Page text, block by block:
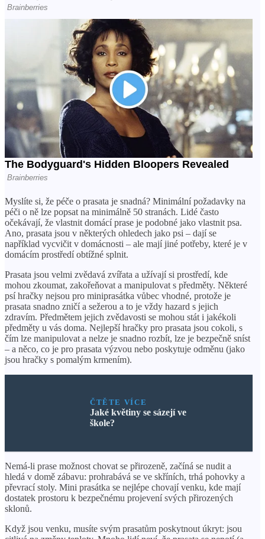
Myslíte si, že péče o prasata je snadná? Minimální požadavky na
péči o ně lze popsat na minimálně 50 stranách. Lidé často
očekávají, že vlastnit domácí prase je podobné jako vlastnit psa.
Ano, prasata jsou v některých ohledech jako psi – dají se
například vycvičit v domácnosti – ale mají jiné potřeby, které je v
domácím prostředí obtížné splnit.
Prasata jsou velmi zvědavá zvířata a užívají si prostředí, kde
mohou zkoumat, zakořeňovat a manipulovat s předměty. Některé
psí hračky nejsou pro miniprasátka vůbec vhodné, protože je
prasata snadno zničí a sežerou a to je vždy hazard s jejich
zdravím. Předmětem jejich zvědavosti se mohou stát i jakékoli
předměty u vás doma. Nejlepší hračky pro prasata jsou cokoli, s
čím lze manipulovat a nelze je snadno rozbít, lze je bezpečně sníst
– a něco, co je pro prasata výzvou nebo poskytuje odměnu (jako
jsou hračky s pomalým krmením).
ČTĚTE VÍCE
Jaké květiny se sázejí ve
škole?
Nemá-li prase možnost chovat se přirozeně, začíná se nudit a
hledá v domě zábavu: prohrabává se ve skříních, trhá pohovky a
převrací stoly. Mini prasátka se nejlépe chovají venku, kde mají
dostatek prostoru k bezpečnému projevení svých přirozených
sklonů.
Když jsou venku, musíte svým prasatům poskytnout úkryt: jsou